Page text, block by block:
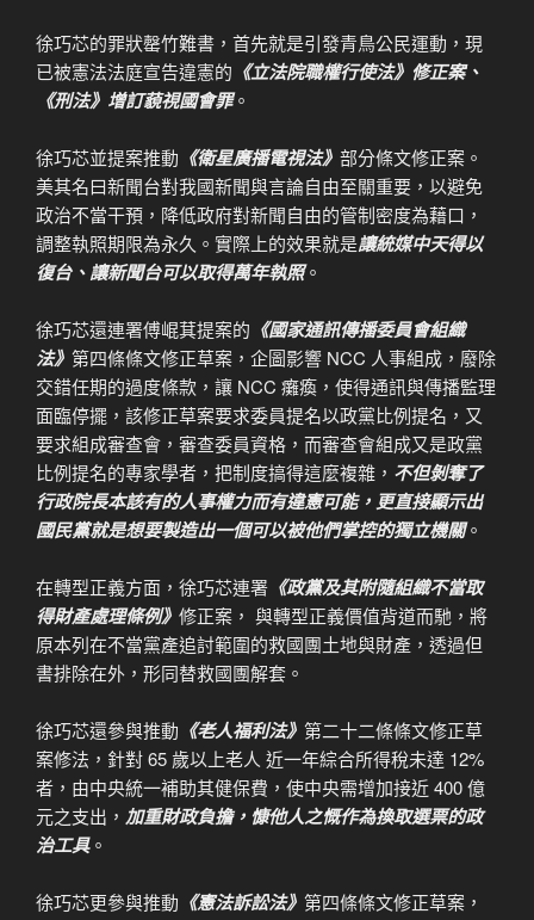
徐巧芯的罪狀罄竹難書，首先就是引發青鳥公民運動，現
已被憲法法庭宣告違憲的 《立法院職權行使法》修正案、
《刑法》增訂藐視國會罪。
徐巧芯並提案推動 《衛星廣播電視法》 部分條文修正案。
美其名曰新聞台對我國新聞與言論自由至關重要，以避免
政治不當干預，降低政府對新聞自由的管制密度為藉口，
調整執照期限為永久。實際上的效果就是讓統媒中天得以
復台、讓新聞台可以取得萬年執照。
徐巧芯還連署傅崐萁提案的 《國家通訊傳播委員會組織
法》 第四條條文修正草案，企圖影響 NCC 人事組成，廢除
交錯任期的過度條款，讓 NCC 癱瘓，使得通訊與傳播監理
面臨停擺，該修正草案要求委員提名以政黨比例提名，又
要求組成審查會，審查委員資格，而審查會組成又是政黨
比例提名的專家學者，把制度搞得這麼複雜， 不但剝奪了
行政院長本該有的人事權力而有違憲可能，更直接顯示出
國民黨就是想要製造出一個可以被他們掌控的獨立機關。
在轉型正義方面，徐巧芯連署 《政黨及其附隨組織不當取
得財產處理條例》 修正案， 與轉型正義價值背道而馳，將
原本列在不當黨產追討範圍的救國團土地與財產，透過但
書排除在外，形同替救國團解套。
徐巧芯還參與推動 《老人福利法》 第二十二條條文修正草
案修法，針對 65 歲以上老人 近一年綜合所得稅未達 12%
者，由中央統一補助其健保費，使中央需增加接近 400 億
元之支出， 加重財政負擔，慷他人之慨作為換取選票的政
治工具。
徐巧芯更參與推動 《憲法訴訟法》 第四條條文修正草案，